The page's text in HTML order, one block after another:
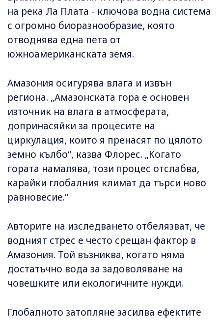
на река Ла Плата - ключова водна система
с огромно биоразнообразие, която
отводнява една пета от
южноамериканската земя.
Амазония осигурява влага и извън
региона. „Амазонската гора е основен
източник на влага в атмосферата,
допринасяйки за процесите на
циркулация, които я пренасят по цялото
земно кълбо“, казва Флорес. „Когато
гората намалява, този процес отслабва,
карайки глобалния климат да търси ново
равновесие.“
Авторите на изследването отбелязват, че
водният стрес е често срещан фактор в
Амазония. Той възниква, когато няма
достатъчно вода за задоволяване на
човешките или екологичните нужди.
Глобалното затопляне засилва ефектите